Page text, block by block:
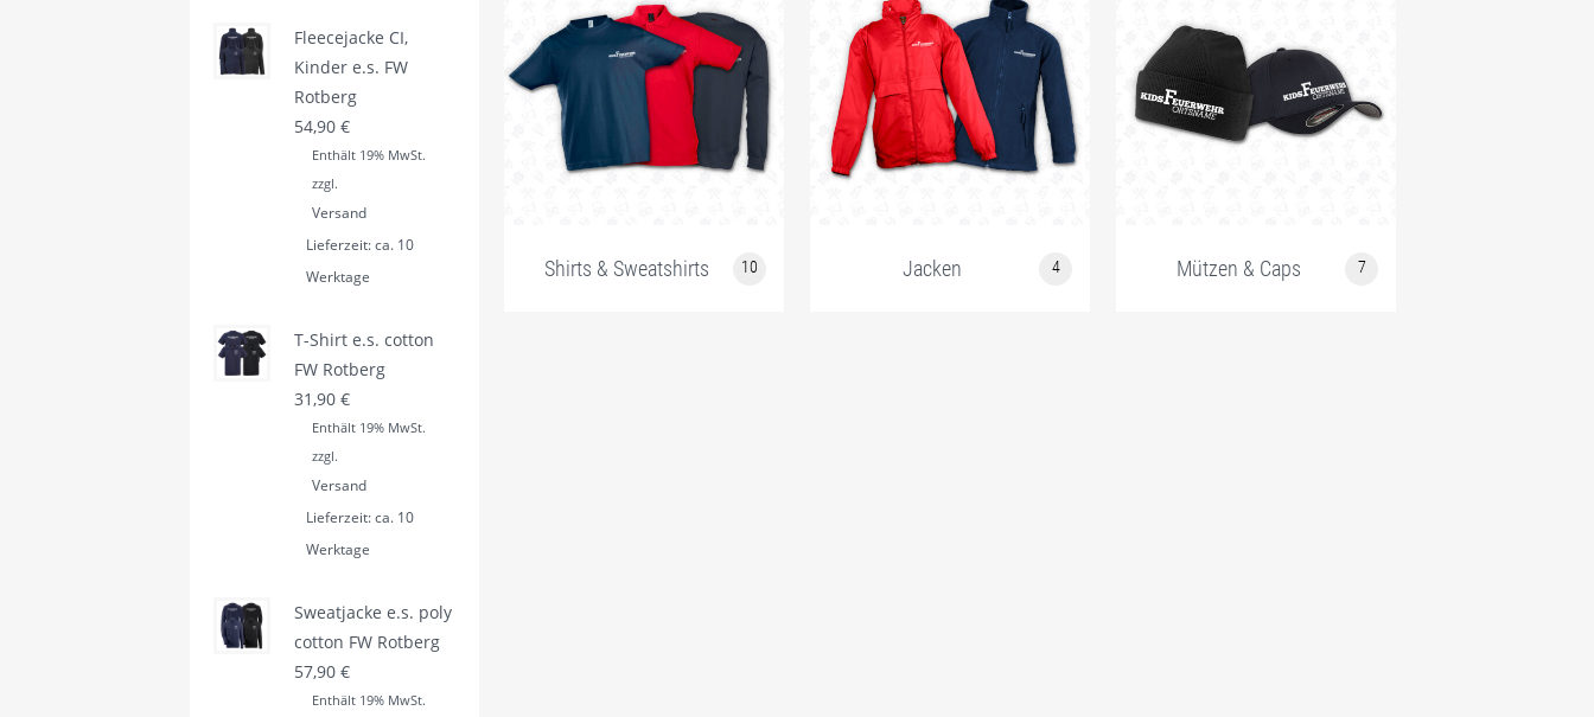
Shirts & Sweatshirts 10 Jacken 4 Mützen & Caps 7
Fleecejacke CI,
Kinder e.s. FW
Rotberg
54,90 €
Enthält 19% MwSt.
zzgl.
Versand
Lieferzeit: ca. 10
Werktage
T-Shirt e.s. cotton
FW Rotberg
31,90 €
Enthält 19% MwSt.
zzgl.
Versand
Lieferzeit: ca. 10
Werktage
Sweatjacke e.s. poly
cotton FW Rotberg
57,90 €
Enthält 19% MwSt.